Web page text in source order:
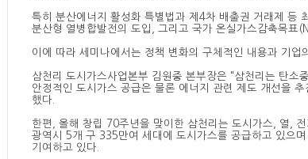
특히 분산에너지 활성화 특별법과 제 4차 배출권 거래제 등
분산형 열병합발전의 도입
그리고 국가 온실가스감축목표
이에 따라 세미나에서는 정책 변화의 구체적인 내용과 기
삼천리 도시가스사업본부 김원중 본부장은 "삼천리는 탄소
안정적인 도시가스 공급은 물론 에너지 관련 제도 개선을
했다
한편 올해 창립 70주년을 맞이한 삼천리는 도시가스 열
광역시 5개 구 335만여 세대에 도시가스를 공급하고 있으
기여하고 있다